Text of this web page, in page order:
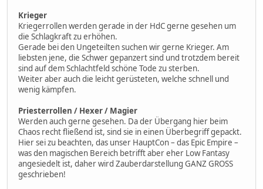
Krieger
Kriegerrollen werden gerade in der HdC gerne gesehen um
die Schlagkraft zu erhöhen.
Gerade bei den Ungeteilten suchen wir gerne Krieger. Am
liebsten jene, die Schwer gepanzert sind und trotzdem bereit
sind auf dem Schlachtfeld schöne Tode zu sterben.
Weiter aber auch die leicht gerüsteten, welche schnell und
wenig kämpfen.
Priesterrollen / Hexer / Magier
Werden auch gerne gesehen. Da der Übergang hier beim
Chaos recht fließend ist, sind sie in einen Überbegriff gepackt.
Hier sei zu beachten, das unser HauptCon – das Epic Empire –
was den magischen Bereich betrifft aber eher Low Fantasy
angesiedelt ist, daher wird Zauberdarstellung GANZ GROSS
geschrieben!